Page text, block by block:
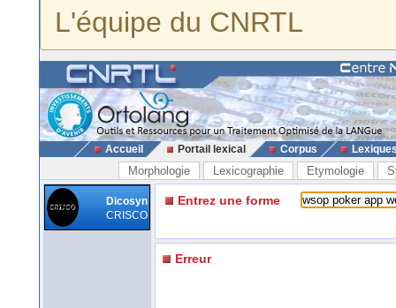
L'équipe du CNRTL
Accueil Portail lexical Corpus
Morphologie Lexicographie Etymologie
Dicosyn
CRISCO
Entrez une forme
Erreur